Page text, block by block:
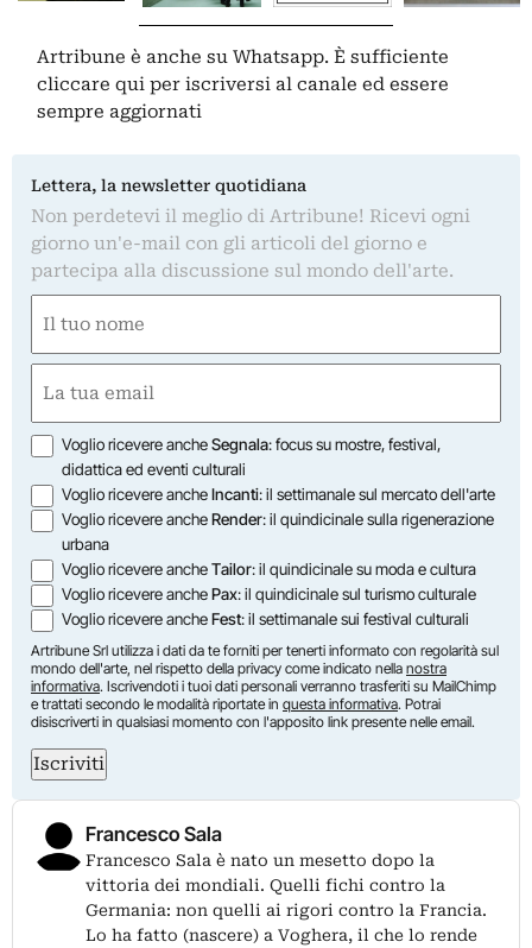
Artribune è anche su Whatsapp. È sufficiente
cliccare qui per iscriversi al canale ed essere
sempre aggiornati
Lettera, la newsletter quotidiana
Non perdetevi il meglio di Artribune! Ricevi ogni
giorno un'e-mail con gli articoli del giorno e
partecipa alla discussione sul mondo dell'arte.
(Obbligatorio)
(Obbligatorio)
Opzioni
Voglio ricevere ancheSegnala: focus su mostre, festival,
didattica ed eventi culturali
Voglio ricevere ancheIncanti: il settimanale sul mercato dell'arte
Voglio ricevere ancheRender: il quindicinale sulla rigenerazione
urbana
Voglio ricevere ancheTailor: il quindicinale su moda e cultura
Voglio ricevere anchePax: il quindicinale sul turismo culturale
Voglio ricevere ancheFest: il settimanale sui festival culturali
Artribune Srl utilizza i dati da te forniti per tenerti informato con regolarità sul
mondo dell'arte, nel rispetto della privacy come indicato nella nostra
informativa. Iscrivendoti i tuoi dati personali verranno trasferiti su MailChimp
e trattati secondo le modalità riportate in questa informativa. Potrai
disiscriverti in qualsiasi momento con l'apposito link presente nelle email.
Iscriviti
Francesco Sala
Francesco Sala è nato un mesetto dopo la
vittoria dei mondiali. Quelli fichi contro la
Germania: non quelli ai rigori contro la Francia.
Lo ha fatto (nascere) a Voghera, il che lo rende